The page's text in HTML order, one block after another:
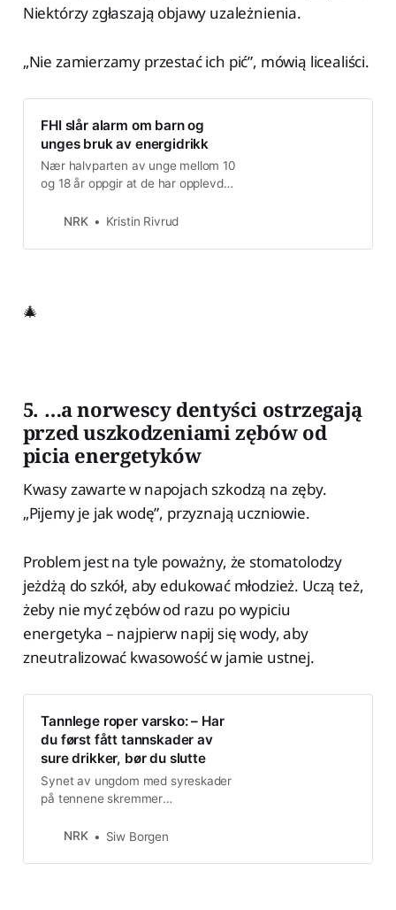
Niektórzy zgłaszają objawy uzależnienia.
„Nie zamierzamy przestać ich pić”, mówią licealiści.
FHI slår alarm om barn og
unges bruk av energidrikk
Nær halvparten av unge mellom 10
og 18 år oppgir at de har opplevd
søvnvansker etter bruk av
NRK Kristin Rivrud
🎄
5. …a norwescy dentyści ostrzegają
przed uszkodzeniami zębów od
picia energetyków
Kwasy zawarte w napojach szkodzą na zęby.
„Pijemy je jak wodę”, przyznają uczniowie.
Problem jest na tyle poważny, że stomatolodzy
jeżdżą do szkół, aby edukować młodzież. Uczą też,
żeby nie myć zębów od razu po wypiciu
energetyka – najpierw napij się wody, aby
zneutralizować kwasowość w jamie ustnej.
Tannlege roper varsko: – Har
du først fått tannskader av
sure drikker, bør du slutte
Synet av ungdom med syreskader
på tennene skremmer
blitt så alvorlig at de reiser rundt til
NRK Siw Borgen